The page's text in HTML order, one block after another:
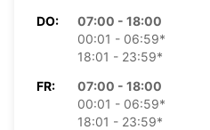
DO:
07:00 - 18:00
00:01 - 06:59*
18:01 - 23:59*
FR:
07:00 - 18:00
00:01 - 06:59*
18:01 - 23:59*